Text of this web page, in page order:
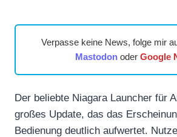
Verpasse keine News, folge mir
Mastodonoder Google
Der beliebte Niagara Launcher für
großes Update, das das
Bedienung deutlich aufwertet.